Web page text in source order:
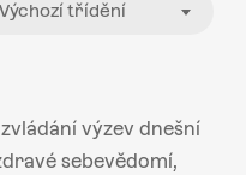
Výchozí třídění
výzev dnešní
sebevědomí,